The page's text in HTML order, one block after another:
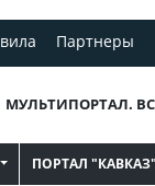
Партнеры
МУЛЬТИПОРТАЛ.
ПОРТАЛ "КАВКАЗ"